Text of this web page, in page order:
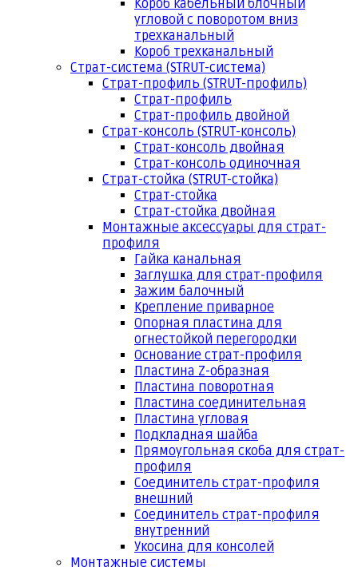
Короб кабельный блочный
угловой с поворотом вниз
трехканальный
Короб трехканальный
Страт-система (STRUT-система)
Страт-профиль (STRUT-профиль)
Страт-профиль
Страт-профиль двойной
Страт-консоль (STRUT-консоль)
Страт-консоль двойная
Страт-консоль одиночная
Страт-стойка (STRUT-стойка)
Страт-стойка
Страт-стойка двойная
Монтажные аксессуары для страт-
профиля
Гайка канальная
Заглушка для страт-профиля
Зажим балочный
Крепление приварное
Опорная пластина для
огнестойкой перегородки
Основание страт-профиля
Пластина Z-образная
Пластина поворотная
Пластина соединительная
Пластина угловая
Подкладная шайба
Прямоугольная скоба для страт-
профиля
Соединитель страт-профиля
внешний
Соединитель страт-профиля
внутренний
Укосина для консолей
Монтажные системы